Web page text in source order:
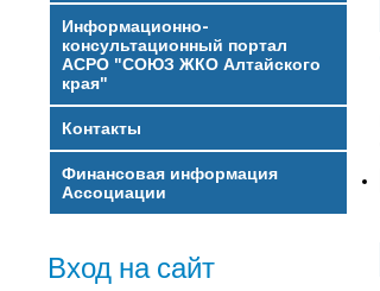
Информационно-
консультационный портал
АСРО "СОЮЗ ЖКО Алтайского
края"
Контакты
Финансовая информация
Ассоциации
Вход на сайт